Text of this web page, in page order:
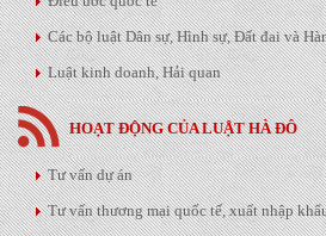
Các bộ luật Dân sự, Hình sự, Đất đai và
Luật kinh doanh, Hải quan
HOẠT ĐỘNG CỦA LUẬT HÀ ĐÔ
Tư vấn dự án
Tư vấn thương mại quốc tế, xuất nhập